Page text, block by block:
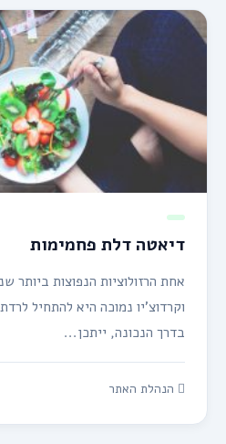
דיאטה דלת פחמימות
אחת הרזולוציות הנפוצות ביותר
וקרדוצ’יו נמוכה היא להתחיל
בדרך הנכונה, ייתכן...
הנהלת האתר